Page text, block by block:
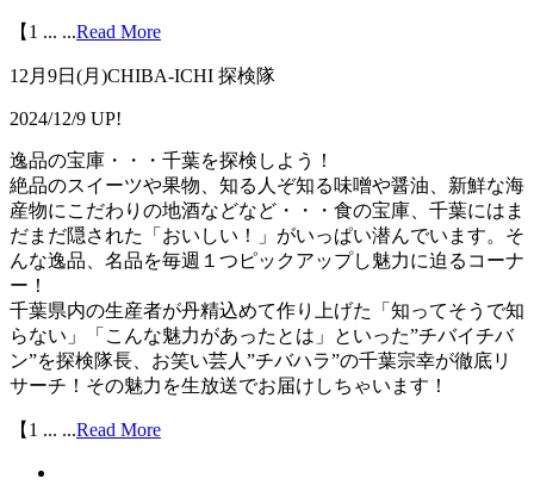
【1 ... ...Read More
12月9日(月)CHIBA-ICHI 探検隊
2024/12/9 UP!
逸品の宝庫・・・千葉を探検しよう！
絶品のスイーツや果物、知る人ぞ知る味噌や醤油、新鮮な海
産物にこだわりの地酒などなど・・・食の宝庫、千葉にはま
だまだ隠された「おいしい！」がいっぱい潜んでいます。そ
んな逸品、名品を毎週１つピックアップし魅力に迫るコーナ
ー！
千葉県内の生産者が丹精込めて作り上げた「知ってそうで知
らない」「こんな魅力があったとは」といった”チバイチバ
ン”を探検隊長、お笑い芸人”チバハラ”の千葉宗幸が徹底リ
サーチ！その魅力を生放送でお届けしちゃいます！
【1 ... ...Read More